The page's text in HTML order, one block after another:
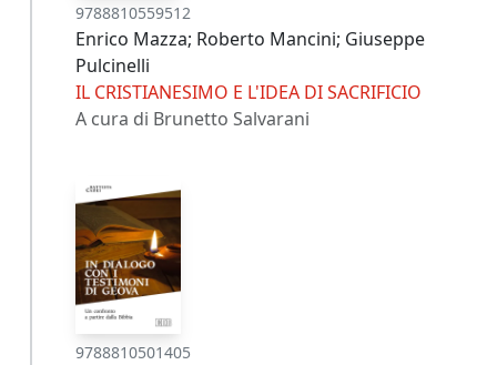
9788810559512
Enrico Mazza; Roberto Mancini; Giuseppe
Pulcinelli
IL CRISTIANESIMO E L'IDEA DI SACRIFICIO
A cura di Brunetto Salvarani
9788810501405